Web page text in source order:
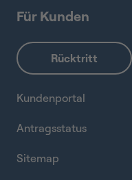
Für Kunden
Kundenportal
Antragsstatus
Sitemap